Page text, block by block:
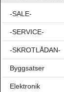
-SALE-
-SERVICE-
-SKROTLÅDAN-
Byggsatser
Elektronik